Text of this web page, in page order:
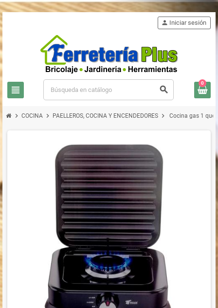
view_headline search
person Iniciar sesión
0
chevron_right COCINA chevron_right PAELLEROS, COCINA Y ENCENDEDORES chevron_right Cocina gas 1